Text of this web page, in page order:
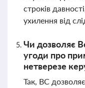
строків
ухилення від
Чи дозволяє
угоди про
нетверезе
Так, ВС